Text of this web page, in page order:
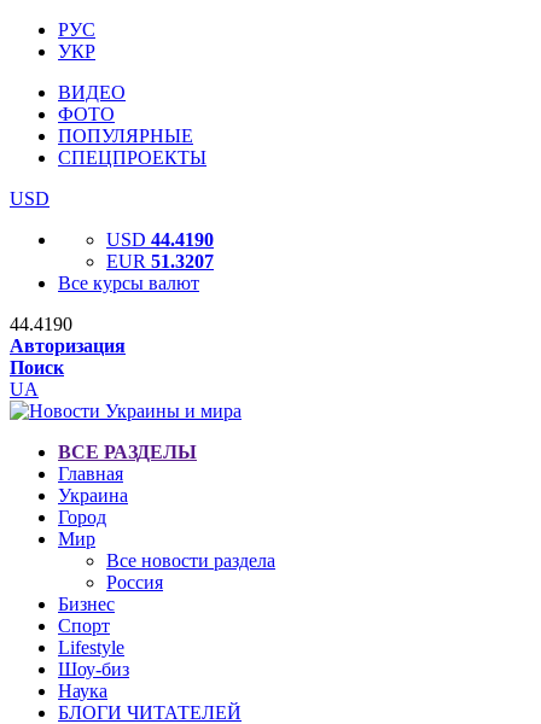
РУС
УКР
ВИДЕО
ФОТО
ПОПУЛЯРНЫЕ
СПЕЦПРОЕКТЫ
USD
USD 44.4190
EUR 51.3207
Все курсы валют
44.4190
Авторизация
Поиск
UA
ВСЕ РАЗДЕЛЫ
Главная
Украина
Город
Мир
Все новости раздела
Россия
Бизнес
Спорт
Lifestyle
Шоу-биз
Наука
БЛОГИ ЧИТАТЕЛЕЙ